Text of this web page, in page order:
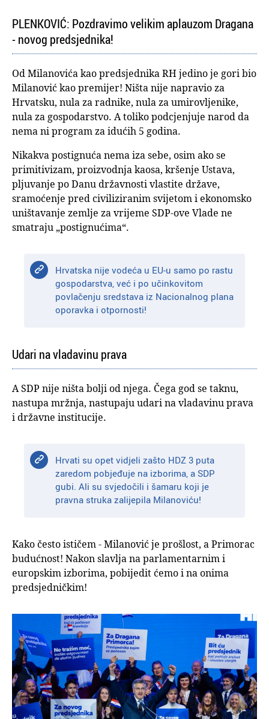
PLENKOVIĆ: Pozdravimo velikim aplauzom Dragana
- novog predsjednika!
Od Milanovića kao predsjednika RH jedino je gori bio
Milanović kao premijer! Ništa nije napravio za
Hrvatsku, nula za radnike, nula za umirovljenike,
nula za gospodarstvo. A toliko podcjenjuje narod da
nema ni program za idućih 5 godina.
Nikakva postignuća nema iza sebe, osim ako se
primitivizam, proizvodnja kaosa, kršenje Ustava,
pljuvanje po Danu državnosti vlastite države,
sramoćenje pred civiliziranim svijetom i ekonomsko
uništavanje zemlje za vrijeme SDP-ove Vlade ne
smatraju „postignućima“.
Hrvatska nije vodeća u EU-u samo po rastu
gospodarstva, već i po učinkovitom
povlačenju sredstava iz Nacionalnog plana
oporavka i otpornosti!
Udari na vladavinu prava
A SDP nije ništa bolji od njega. Čega god se taknu,
nastupa mržnja, nastupaju udari na vladavinu prava
i državne institucije.
Hrvati su opet vidjeli zašto HDZ 3 puta
zaredom pobjeđuje na izborima, a SDP
gubi. Ali su svjedočili i šamaru koji je
pravna struka zalijepila Milanoviću!
Kako često ističem - Milanović je prošlost, a Primorac
budućnost! Nakon slavlja na parlamentarnim i
europskim izborima, pobijedit ćemo i na onima
predsjedničkim!